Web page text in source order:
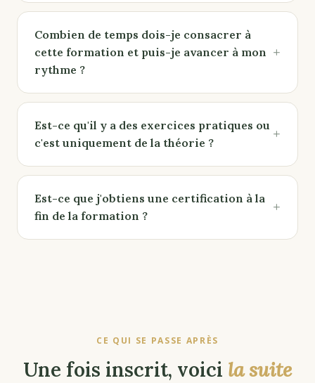
Combien de temps dois-je consacrer à
cette formation et puis-je avancer à mon
rythme ?
+
Est-ce qu'il y a des exercices pratiques ou
c'est uniquement de la théorie ?
+
Est-ce que j'obtiens une certification à la
fin de la formation ?
+
CE QUI SE PASSE APRÈS
Une fois inscrit, voici la suite